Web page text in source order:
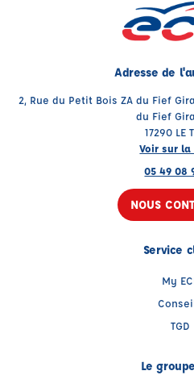
Adresse de
2, Rue du Petit Bois ZA du Fief
du Fief
17290 LE
Voir sur la
05 49 08
NOUS
Service
My
TGD
Le